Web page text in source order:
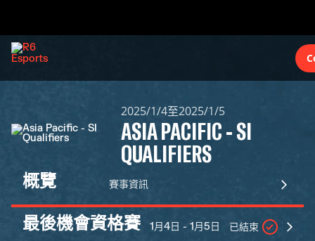
2025/1/4至2025/1/5
ASIA PACIFIC - SI
QUALIFIERS
概覽 賽事資訊
最後機會資格賽 1月4日 - 1月5日 已結束